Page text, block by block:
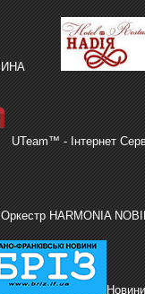
UTeam™ - Інтернет
HARMONIA